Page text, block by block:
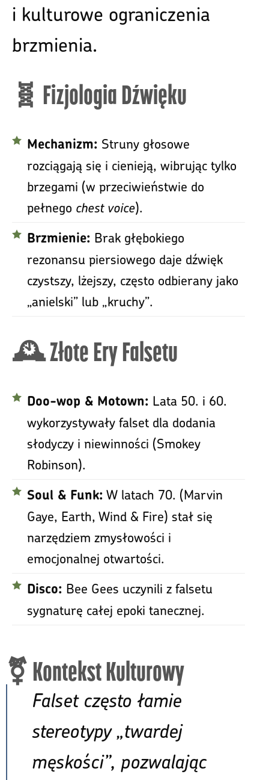
i kulturowe ograniczenia
brzmienia.
🧬 Fizjologia Dźwięku
Mechanizm: Struny głosowe
rozciągają się i cienieją, wibrując tylko
brzegami (w przeciwieństwie do
pełnego chest voice).
Brzmienie: Brak głębokiego
rezonansu piersiowego daje dźwięk
czystszy, lżejszy, często odbierany jako
„anielski” lub „kruchy”.
🕰️ Złote Ery Falsetu
Doo-wop & Motown: Lata 50. i 60.
wykorzystywały falset dla dodania
słodyczy i niewinności (Smokey
Robinson).
Soul & Funk: W latach 70. (Marvin
Gaye, Earth, Wind & Fire) stał się
narzędziem zmysłowości i
emocjonalnej otwartości.
Disco: Bee Gees uczynili z falsetu
sygnaturę całej epoki tanecznej.
⚧️ Kontekst Kulturowy
Falset często łamie
stereotypy „twardej
męskości”, pozwalając